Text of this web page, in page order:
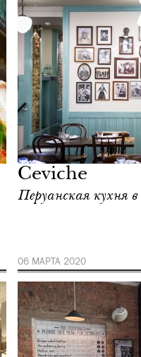
Ceviche
Перуанская кухня
06 МАРТА 2020